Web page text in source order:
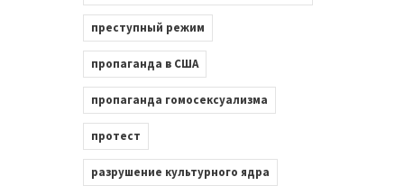
преступный режим
пропаганда в США
пропаганда гомосексуализма
протест
разрушение культурного ядра